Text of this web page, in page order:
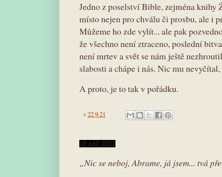
Jedno z poselství Bible, zejména knihy
místo nejen pro chválu či prosbu, ale i
Můžeme ho zde vylít... ale pak
že všechno není ztraceno, poslední
není mrtev a svět se nám ještě
slabosti a chápe i nás. Nic mu
A proto, je to tak v pořádku.
v22.9.21
18 září 2021
„Nic se neboj, Abrame, já jsem... tvá